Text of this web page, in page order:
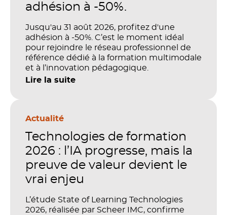
adhésion à -50%.
Jusqu'au 31 août 2026, profitez d'une
adhésion à -50%. C’est le moment idéal
pour rejoindre le réseau professionnel de
référence dédié à la formation multimodale
et à l’innovation pédagogique.
Lire la suite
Actualité
Technologies de formation
2026 : l’IA progresse, mais la
preuve de valeur devient le
vrai enjeu
L’étude State of Learning Technologies
2026, réalisée par Scheer IMC, confirme